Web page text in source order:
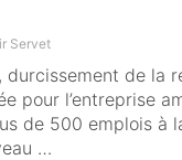
Servet
durcissement de la
pour l’entreprise
de 500 emplois à
…